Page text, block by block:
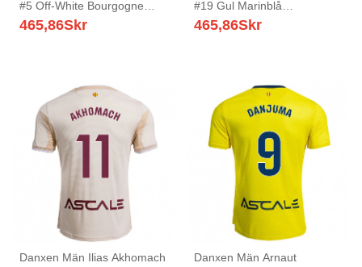
#5 Off-White Bourgogne
Bortatröja Matchtröjor
465,86Skr
#19 Gul Marinblå
Hemmatröja Matchtröjor
465,86Skr
Danxen Män Ilias Akhomach
Danxen Män Arnaut